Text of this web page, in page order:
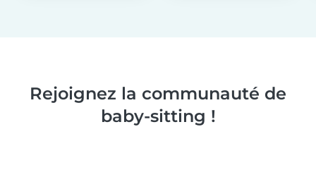
Rejoignez la communauté de
baby-sitting !